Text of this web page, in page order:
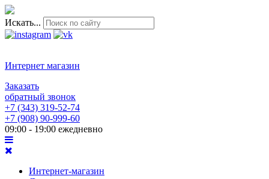
Искать...
Интернет магазин
Заказать
обратный звонок
+7 (343) 319-52-74
+7 (908) 90-999-60
09:00 - 19:00 ежедневно
Интернет-магазин